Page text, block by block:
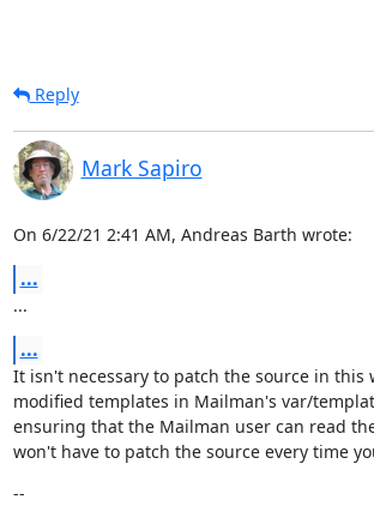
Reply
Mark Sapiro
On 6/22/21 2:41 AM, Andreas Barth wrote:
...
...
...
It isn't necessary to patch the source in this
modified templates in Mailman's var/
ensuring that the Mailman user can read
won't have to patch the source every time
--